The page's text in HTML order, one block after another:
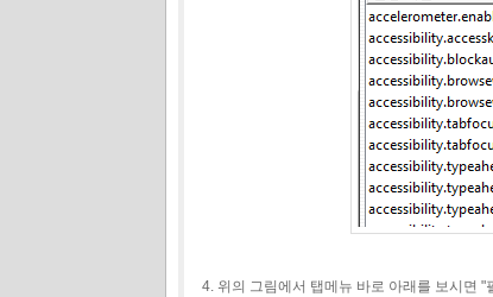
4. 위의 그림에서 탭메뉴 바로 아래를 보시면